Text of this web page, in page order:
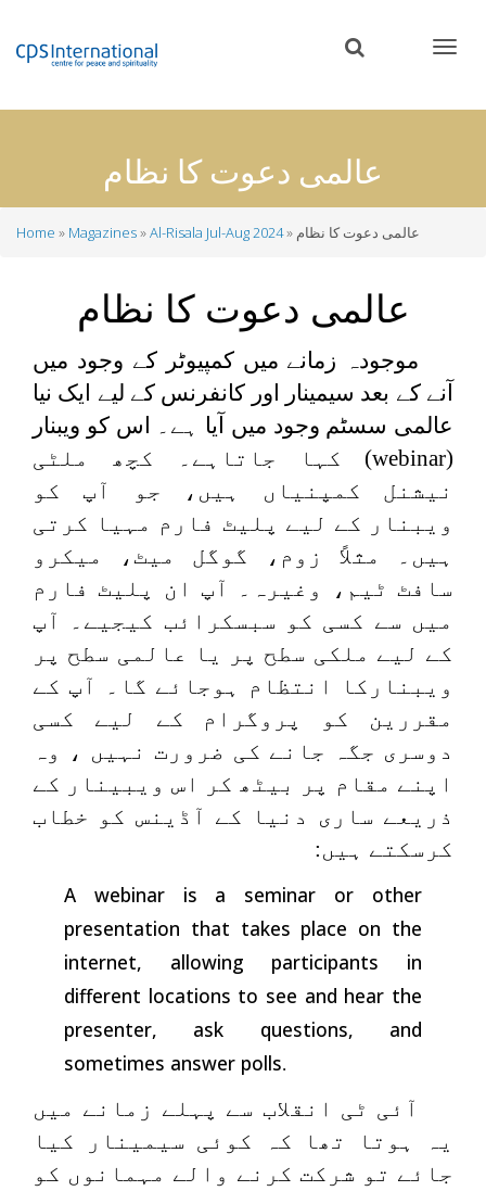
content
عالمی دعوت کا نظام
Home Magazines Al-Risala Jul-Aug 2024 عالمی دعوت کا نظام
عالمی دعوت کا نظام
موجودہ زمانے میں کمپیوٹر کے وجود میں
آنے کے بعد سیمینار اور کانفرنس کے لیے ایک نیا
عالمی سسٹم وجود میں آیا ہے۔ اس کو ویبنار
(
webinar) کہا جاتاہے۔ کچھ ملٹی
نیشنل کمپنیاں ہیں، جو آپ کو
ویبنار کے لیے پلیٹ فارم مہیا کرتی
ہیں۔ مثلاً زوم، گوگل میٹ، میکرو
سافٹ ٹیم، وغیرہ۔ آپ ان پلیٹ فارم
میں سے کسی کو سبسکرائب کیجیے۔ آپ
کے لیے ملکی سطح پر یا عالمی سطح پر
ویبنارکا انتظام ہوجائے گا۔ آپ کے
مقررین کو پروگرام کے لیے کسی
دوسری جگہ جانے کی ضرورت نہیں ، وہ
اپنے مقام پر بیٹھ کر اس ویبینار کے
ذریعے ساری دنیا کے آڈینس کو خطاب
کرسکتے ہیں:
A webinar is a seminar or other
presentation that takes place on the
internet, allowing participants in
different locations to see and hear the
presenter, ask questions, and
sometimes answer polls.
آئی ٹی انقلاب سے پہلے زمانے میں
یہ ہوتا تھا کہ کوئی سیمینار کیا
جائے تو شرکت کرنے والے مہمانوں کو